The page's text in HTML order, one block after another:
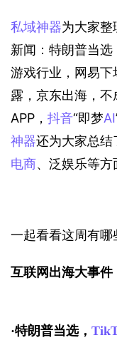
私域神器为大家整
新闻：特朗普当选
游戏行业，网易
露，京东出海，不
APP， 抖音“即梦AI
神器还为大家总结
电商、泛娱乐等方
一起看看这周有哪
互联网出海大事件
·特朗普当选，